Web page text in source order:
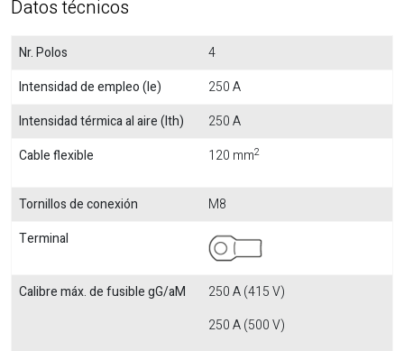
Datos técnicos
Nr. Polos
4
Intensidad de empleo (Ie)
250 A
Intensidad térmica al aire (Ith)
250 A
Cable flexible
120 mm2
Tornillos de conexión
M8
Terminal
Calibre máx. de fusible gG/aM
250 A (415 V)
250 A (500 V)